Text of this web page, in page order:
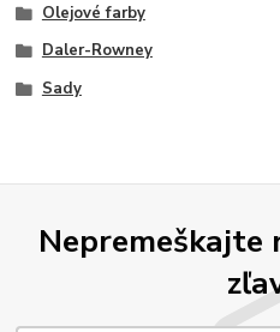
Olejové farby
Daler-Rowney
Sady
Nepremeškajte